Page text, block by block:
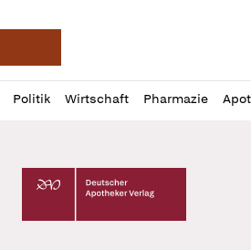
Deutsche Apotheker
Politik Wirtschaft Pharmazie
Profil
öffnen
Daz
Pur
Deutscher Apotheker Verlag Logo